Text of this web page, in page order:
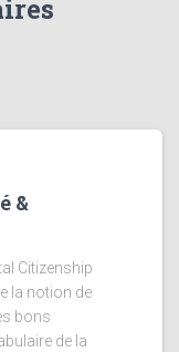
&
Citizenship
la notion de
bons
de la